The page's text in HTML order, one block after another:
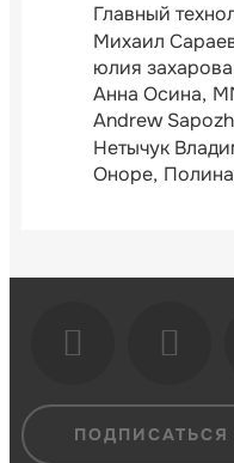
Главный
Михаил
юлия захарова
Анна Осина
Andrew
Нетычук
Оноре